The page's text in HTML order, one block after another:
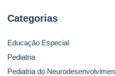
Categorias
Educação Especial
Pediatria
Pediatria do